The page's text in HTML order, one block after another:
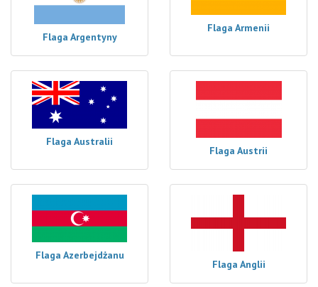
Flaga Argentyny
Flaga Armenii
Flaga Australii
Flaga Austrii
Flaga Azerbejdżanu
Flaga Anglii